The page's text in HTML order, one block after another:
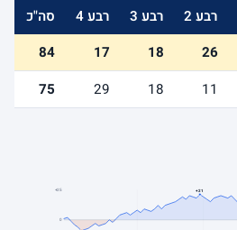
רבע 2 רבע 3 רבע 4
סה"כ
26
18
17
84
11
18
29
75
+25
0
+21